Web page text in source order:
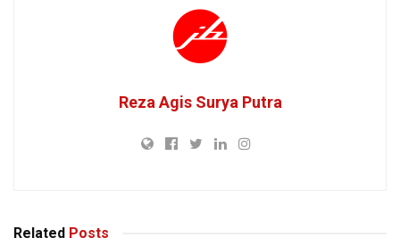
Reza Agis Surya Putra
Related Posts